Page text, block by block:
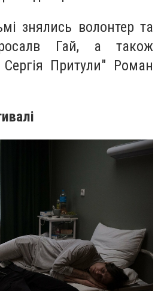
знялись волонтер та
Гай, а також
Притули" Роман